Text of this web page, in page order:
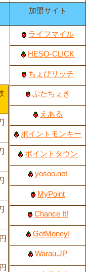
加盟サイト
ライフマイル
HESO-CLICK
ちょびリッチ
ぶたちょき
えある
ポイントモンキー
ポイントタウン
yosoo.net
MyPoint
Chance It!
GetMoney!
Warau.JP